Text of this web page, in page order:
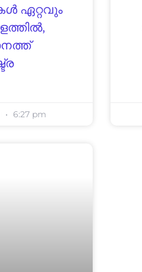
ഏറ്റവും
6:27 pm